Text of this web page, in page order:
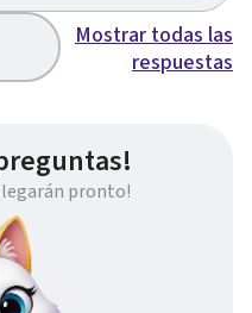
Mostrar todas las
respuestas
pronto!